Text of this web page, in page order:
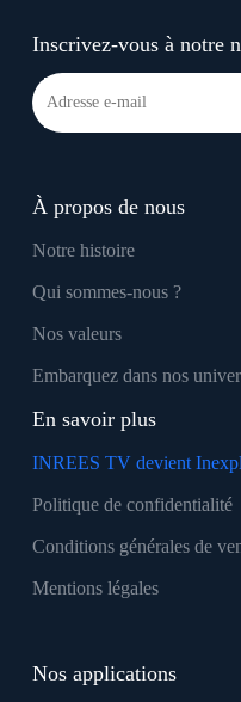
Inscrivez-vous à notre
À propos de nous
Notre histoire
Qui sommes-nous ?
Nos valeurs
Embarquez dans nos
En savoir plus
INREES TV devient
Politique de confidentialité
Conditions générales de
Mentions légales
Nos applications